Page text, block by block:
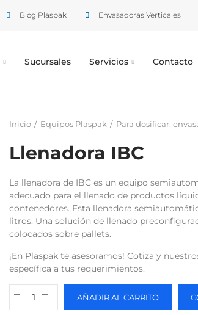
Blog Plaspak Envasadoras Verticales
Sucursales Servicios Contacto
Inicio Equipos Plaspak Para dosificar,
Llenadora IBC
La llenadora de IBC es un equipo
adecuado para el llenado de productos
contenedores. Esta llenadora
litros. Una solución de llenado
colocados sobre pallets.
¡En Plaspak te asesoramos! Cotiza y
específica a tus requerimientos.
AÑADIR AL CARRITO